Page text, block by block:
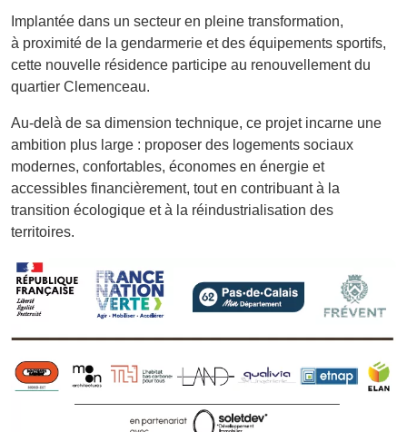
Implantée dans un secteur en pleine transformation,
à proximité de la gendarmerie et des équipements sportifs,
cette nouvelle résidence participe au renouvellement du
quartier Clemenceau.
Au-delà de sa dimension technique, ce projet incarne une
ambition plus large : proposer des logements sociaux
modernes, confortables, économes en énergie et
accessibles financièrement, tout en contribuant à la
transition écologique et à la réindustrialisation des
territoires.